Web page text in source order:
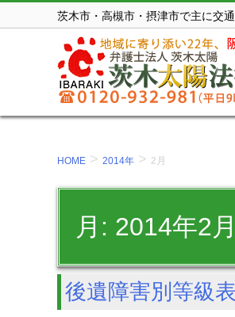
茨木市・高槻市・摂津市で主に交
HOME > 2014年 > 2月
月: 2014年2月
後遺障害別等級